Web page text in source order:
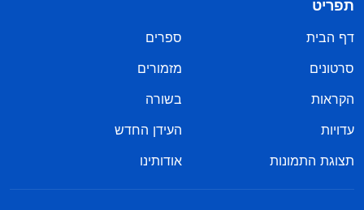
תפריט
דף הבית
ספרים
סרטונים
מזמורים
הקראות
בשורה
עדויות
העידן החדש
תצוגת התמונות
אודותינו